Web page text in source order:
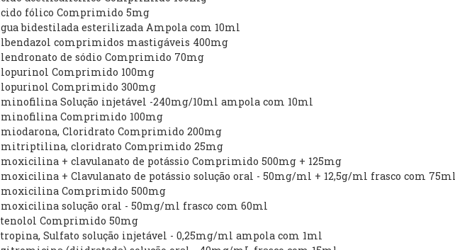
fólico Comprimido 5mg
bidestilada esterilizada Ampola com 10ml
comprimidos mastigáveis 400mg
de sódio Comprimido 70mg
Comprimido 100mg
Comprimido 300mg
Solução injetável -240mg/10ml ampola com 10ml
Comprimido 100mg
Cloridrato Comprimido 200mg
cloridrato Comprimido 25mg
+ clavulanato de potássio Comprimido 500mg + 125mg
+ Clavulanato de potássio solução oral - 50mg/ml + 12,5g/ml frasco com 75ml
Comprimido 500mg
solução oral - 50mg/ml frasco com 60ml
Comprimido 50mg
Sulfato solução injetável - 0,25mg/ml ampola com 1ml